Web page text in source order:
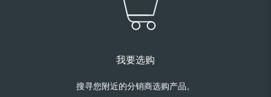
我要选购
搜寻您附近的分销商选购产品。